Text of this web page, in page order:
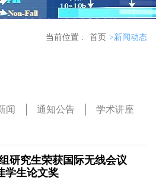
当前位置 : 首页 >新闻动态
闻 通知公告 学术讲座
研究生荣获国际无线会议
学生论文奖